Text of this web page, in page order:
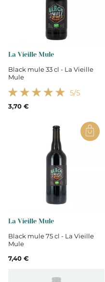
La Vieille Mule
Black mule 33 cl - La Vieille
Mule
5/5
3,70 €
La Vieille Mule
Black mule 75 cl - La Vieille
Mule
7,40 €